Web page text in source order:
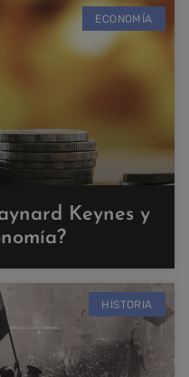
ECONOMÍA
Keynes y
HISTORIA